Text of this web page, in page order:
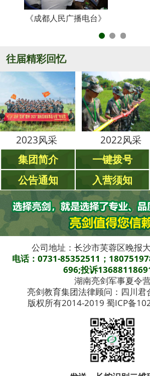
《成都人民广播电台》
往届精彩回忆
集团简介 一键拨号
公告通知
入营须知
公司地址：长沙市芙蓉区晚报
电话：0731-85352511；
696;投诉
湖南亮剑军事夏令
亮剑教育集团法律顾问：四川君
版权所有2014-2019 蜀ICP备